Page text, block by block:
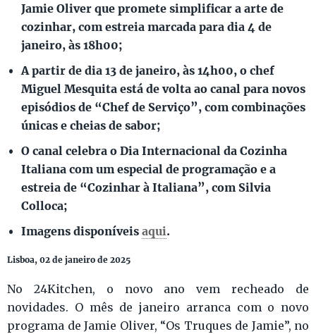
Jamie Oliver que promete simplificar a arte de
cozinhar, com estreia marcada para dia 4 de
janeiro, às 18h00;
A partir de dia 13 de janeiro, às 14h00, o chef
Miguel Mesquita está de volta ao canal para novos
episódios de “Chef de Serviço”, com combinações
únicas e cheias de sabor;
O canal celebra o Dia Internacional da Cozinha
Italiana com um especial de programação e a
estreia de “Cozinhar à Italiana”, com Silvia
Colloca;
Imagens disponíveisaqui.
Lisboa, 02 de janeiro de 2025
No 24Kitchen, o novo ano vem recheado de
novidades. O mês de janeiro arranca com o novo
programa de Jamie Oliver, “Os Truques de Jamie”, no